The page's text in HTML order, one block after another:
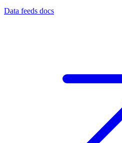
Data feeds docs